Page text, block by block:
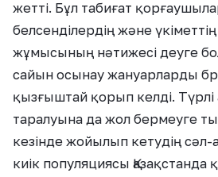
жетті. Бұл табиғат
белсенділердің және
жұмысының нәтижесі деуге
сайын осынау жануарларды
қызғыштай қорып келді.
таралуына да жол бермеуге
кезінде жойылып кетудің
киік популяциясы Қазақстанда